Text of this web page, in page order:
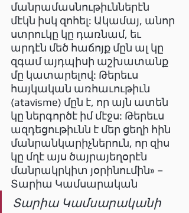
մանրամասնութիւններէն
մէկն իսկ զոհել: Ակամայ, անոր
ստրուկը կը դառնամ, եւ
արդէն մեծ հաճոյք մըն ալ կը
զգամ այդպիսի աշխատանք
մը կատարելով: Թերեւս
հայկական առհաւութիւն
(atavisme) մըն է, որ այն ատեն
կը ներգործէ իմ մէջս: Թերեւս
ազդեցութիւնն է մեր ցեղի հին
մանրանկարիչներուն, որ զիս
կը մղէ այս ծայրայեղօրէն
մանրակրկիտ յօրինումին» –
Տարիա Կամսարական
Տարիա Կամսարականի